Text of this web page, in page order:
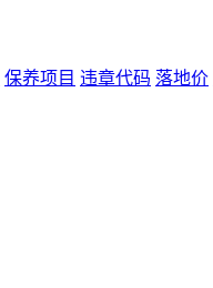
保养项目 违章代码 落地价